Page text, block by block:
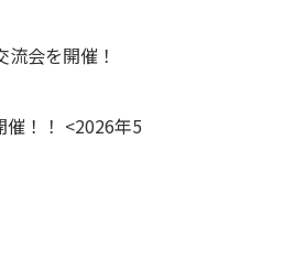
会を開催！
！！ <2026年5